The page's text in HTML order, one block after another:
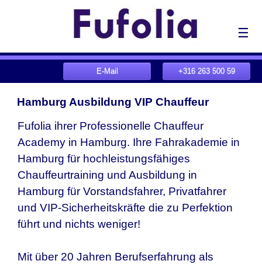
☰
+316 263 500 59
E-Mail
Hamburg Ausbildung VIP Chauffeur
Fufolia ihrer Professionelle Chauffeur
Academy in Hamburg. Ihre Fahrakademie in
Hamburg für hochleistungsfähiges
Chauffeurtraining und Ausbildung in
Hamburg für Vorstandsfahrer, Privatfahrer
und VIP-Sicherheitskräfte die zu Perfektion
führt und nichts weniger!
Mit über 20 Jahren Berufserfahrung als